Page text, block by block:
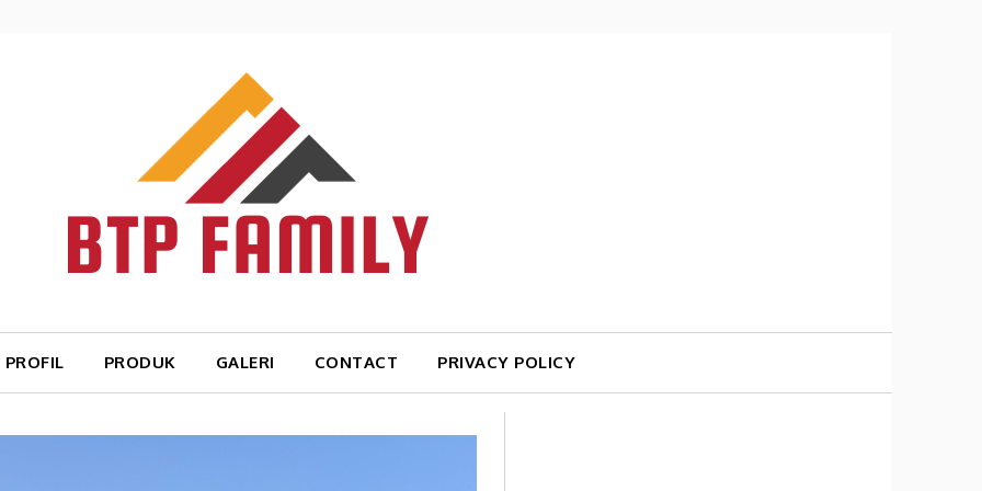
PROFIL PRODUK GALERI CONTACT PRIVACY POLICY